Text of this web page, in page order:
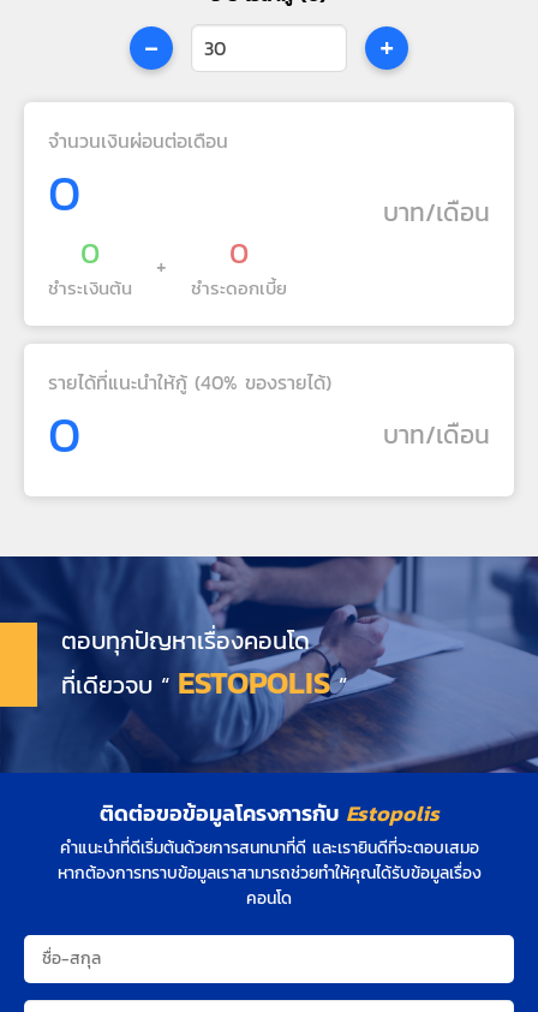
- +
จำนวนเงินผ่อนต่อเดือน
0 บาท/เดือน
0
ชำระเงินต้น
+ 0
ชำระดอกเบี้ย
รายได้ที่แนะนำให้กู้ (40% ของรายได้)
0 บาท/เดือน
ตอบทุกปัญหาเรื่องคอนโด
ที่เดียวจบ “ ESTOPOLIS”
ติดต่อขอข้อมูลโครงการกับ Estopolis
คำแนะนำที่ดีเริ่มต้นด้วยการสนทนาที่ดี และเรายินดีที่จะตอบเสมอ
หากต้องการทราบข้อมูลเราสามารถช่วยทำให้คุณได้รับข้อมูลเรื่อง
คอนโด